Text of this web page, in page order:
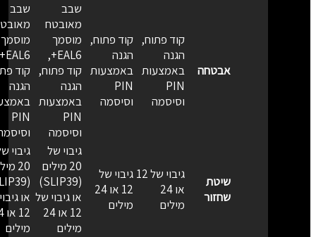
אבטחה
קוד פתוח,
הגנה
באמצעות
PIN
וסיסמה
קוד פתוח,
הגנה
באמצעות
PIN
וסיסמה
שבב
מאובטח
מוסמך
EAL6+,
קוד פתוח,
הגנה
באמצעות
PIN
וסיסמה
שבב
מאובטח
מוסמך
EAL6+,
קוד
הגנה
PIN
וסיסמה
שיטת
שחזור
גיבוי של 12
או 24
מילים
גיבוי של
12 או 24
מילים
גיבוי של
20 מילים
(SLIP39)
או גיבוי של
12 או 24
מילים
גיבוי של
20
או
12
מילים